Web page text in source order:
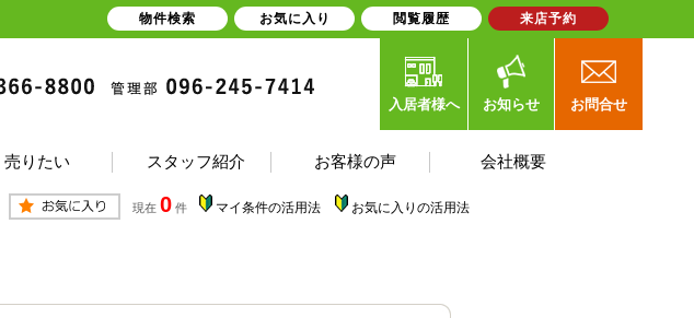
入居者様へ お知らせ お問合せ
売りたい スタッフ紹介 お客様の声 会社概要
現在 0 件 マイ条件の活用法 お気に入りの活用法
物件検索 お気に入り 閲覧履歴 来店予約